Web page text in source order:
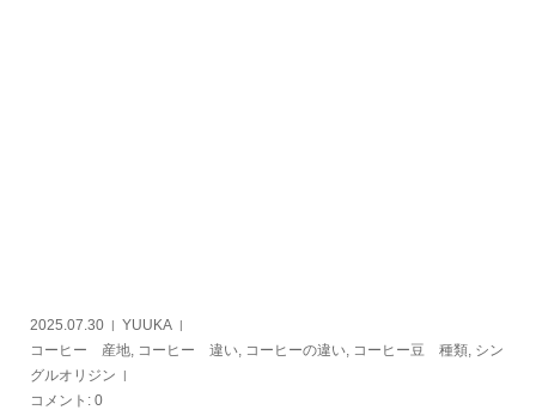
2025.07.30
YUUKA
コーヒー 産地, コーヒー 違い, コーヒーの違い, コーヒー豆 種類, シン
グルオリジン
コメント: 0